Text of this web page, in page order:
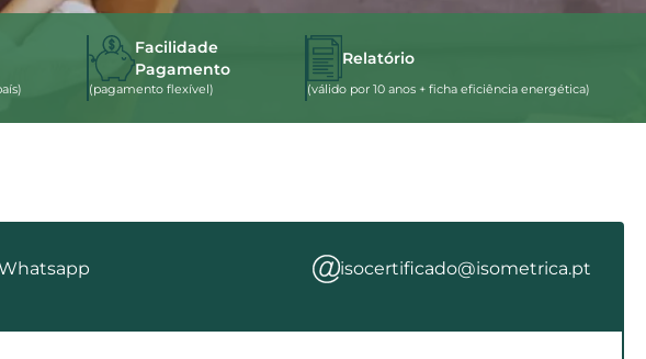
Facilidade
Pagamento
(pagamento flexível)
Relatório
(válido por 10 anos + ficha eficiência energética)
isocertificado@isometrica.pt